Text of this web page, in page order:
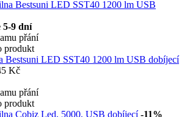
5-9 dní
přání
produkt
Bestsuni LED SST40 1200 lm USB dobíjecí
Kč
přání
produkt
-11%